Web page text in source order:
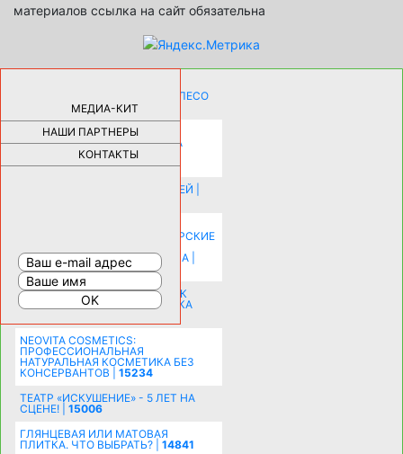
материалов ссылка на сайт обязательна
МЕДИА-КИТ
НАШИ ПАРТНЕРЫ
КОНТАКТЫ
КАК ДЕВУШКЕ ПОМЕНЯТЬ КОЛЕСО
НА АВТОМОБИЛЕ |69191
НОВЫЕ РАЗРАБОТКИ ДЛЯ
ОЗДОРОВЛЕНИЯ ОРГАНИЗМА
ПЛАТФОРМА ШУМАННА 3Д И
КАПСУЛА ЗДОРОВЬЯ |28305
ИСТОРИЯ НАКЛАДНЫХ НОГТЕЙ |
КОМНАТУ: ХИТРЫЕ ДИЗАЙНЕРСКИЕ
РАСШИРЕНИЯ ПРОСТРАНСТВА |
16208
СОБИРАЕМСЯ НА ПРАЗДНИК К
МОЛОДОЖЕНАМ: ПОДГОТОВКА
NEOVITA COSMETICS:
ПРОФЕССИОНАЛЬНАЯ
НАТУРАЛЬНАЯ КОСМЕТИКА БЕЗ
КОНСЕРВАНТОВ | 15234
ТЕАТР «ИСКУШЕНИЕ» - 5 ЛЕТ НА
СЦЕНЕ! | 15006
ГЛЯНЦЕВАЯ ИЛИ МАТОВАЯ
ПЛИТКА. ЧТО ВЫБРАТЬ? | 14841